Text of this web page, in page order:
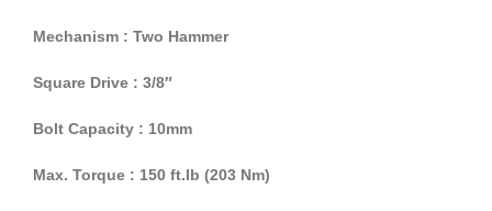
Mechanism : Two Hammer
Square Drive : 3/8″
Bolt Capacity : 10mm
Max. Torque : 150 ft.lb (203 Nm)